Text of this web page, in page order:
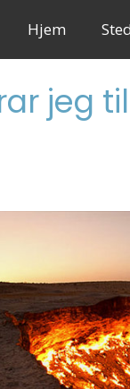
Hjem
jeg